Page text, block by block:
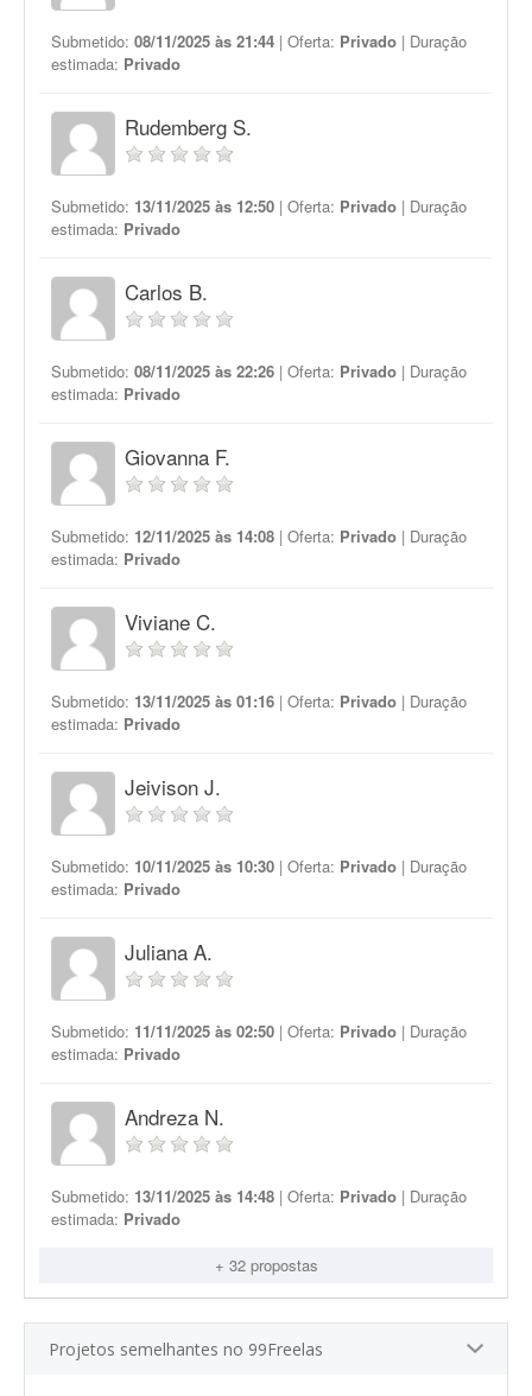
Submetido: 08/11/2025 às 21:44 | Oferta: Privado | Duração
estimada: Privado
Rudemberg S.
Submetido: 13/11/2025 às 12:50 | Oferta: Privado | Duração
estimada: Privado
Carlos B.
Submetido: 08/11/2025 às 22:26 | Oferta: Privado | Duração
estimada: Privado
Giovanna F.
Submetido: 12/11/2025 às 14:08 | Oferta: Privado | Duração
estimada: Privado
Viviane C.
Submetido: 13/11/2025 às 01:16 | Oferta: Privado | Duração
estimada: Privado
Jeivison J.
Submetido: 10/11/2025 às 10:30 | Oferta: Privado | Duração
estimada: Privado
Juliana A.
Submetido: 11/11/2025 às 02:50 | Oferta: Privado | Duração
estimada: Privado
Andreza N.
Submetido: 13/11/2025 às 14:48 | Oferta: Privado | Duração
estimada: Privado
+ 32 propostas
Projetos semelhantes no 99Freelas